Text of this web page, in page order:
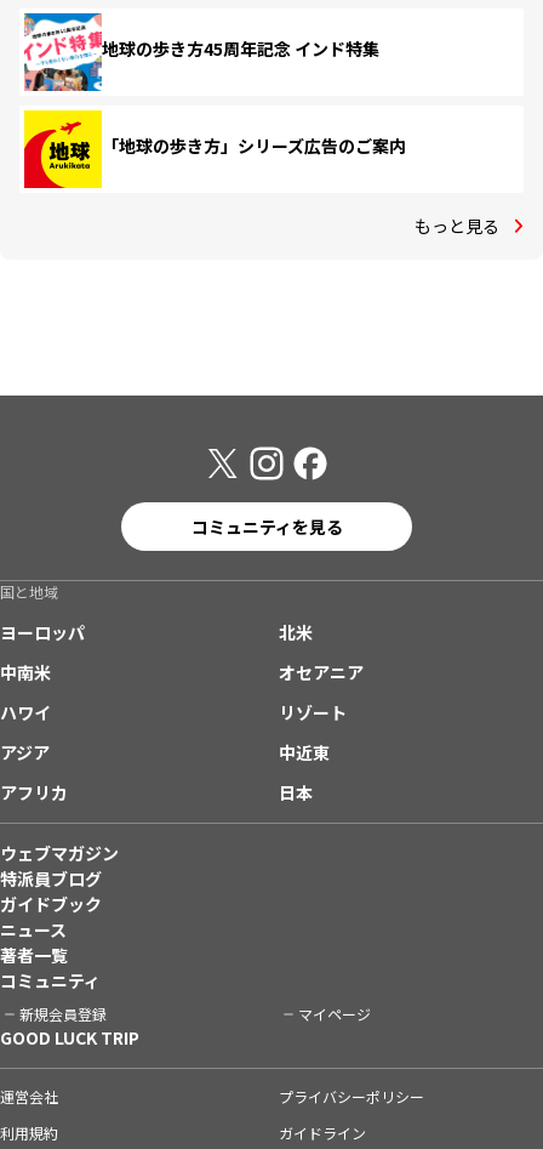
地球の歩き方45周年記念 インド特集
「地球の歩き方」シリーズ広告のご案内
もっと見る
コミュニティを見る
国と地域
ヨーロッパ
北米
中南米
オセアニア
ハワイ
リゾート
アジア
中近東
アフリカ
日本
ウェブマガジン
特派員ブログ
ガイドブック
ニュース
著者一覧
コミュニティ
新規会員登録 マイページ
GOOD LUCK TRIP
運営会社
プライバシーポリシー
利用規約
ガイドライン